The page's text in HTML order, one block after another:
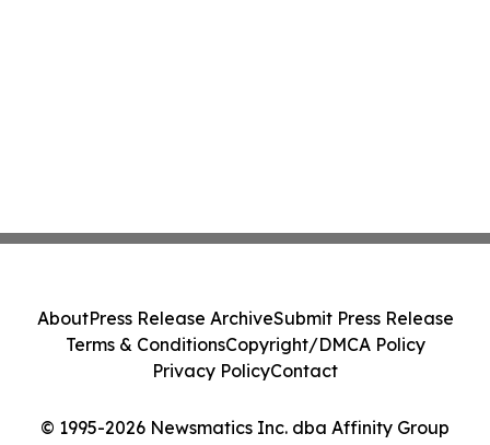
© 1995-2026 Newsmatics Inc. dba Affinity Group
AboutPress Release ArchiveSubmit Press Release
Terms & ConditionsCopyright/DMCA Policy
Privacy PolicyContact